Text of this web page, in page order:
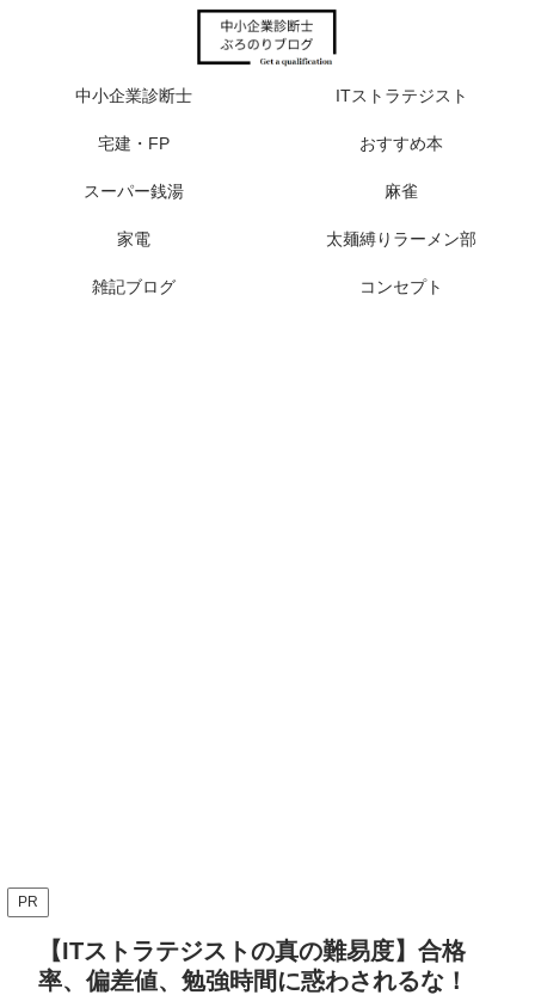
中小企業診断士 ITストラテジスト
宅建・FP おすすめ本
スーパー銭湯 麻雀
家電 太麺縛りラーメン部
雑記ブログ コンセプト
PR
【ITストラテジストの真の難易度】合格
率、偏差値、勉強時間に惑わされるな！